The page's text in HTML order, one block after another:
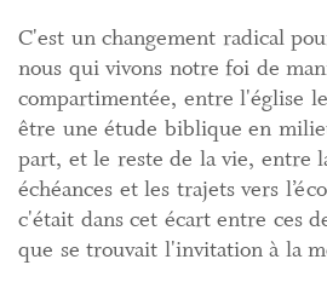
C'est un changement radical
nous qui vivons notre foi de
compartimentée, entre l'église
être une étude biblique en
part, et le reste de la vie, entre
échéances et les trajets vers
c'était dans cet écart entre ces
que se trouvait l'invitation à la